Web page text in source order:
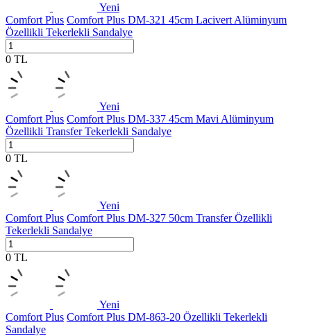
Yeni
Comfort Plus Comfort Plus DM-321 45cm Lacivert Alüminyum
Özellikli Tekerlekli Sandalye
0 TL
Yeni
Comfort Plus Comfort Plus DM-337 45cm Mavi Alüminyum
Özellikli Transfer Tekerlekli Sandalye
0 TL
Yeni
Comfort Plus Comfort Plus DM-327 50cm Transfer Özellikli
Tekerlekli Sandalye
0 TL
Yeni
Comfort Plus Comfort Plus DM-863-20 Özellikli Tekerlekli
Sandalye